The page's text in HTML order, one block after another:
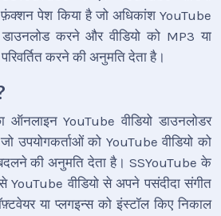
पेश किया है जो अधिकांश YouTube
डाउनलोड करने और वीडियो को MP3 या
करने की अनुमति देता है।
YouTube वीडियो डाउनलोडर
उपयोगकर्ताओं को YouTube वीडियो को
की अनुमति देता है। SSYouTube के
YouTube वीडियो से अपने पसंदीदा संगीत
या प्लगइन्स को इंस्टॉल किए निकाल